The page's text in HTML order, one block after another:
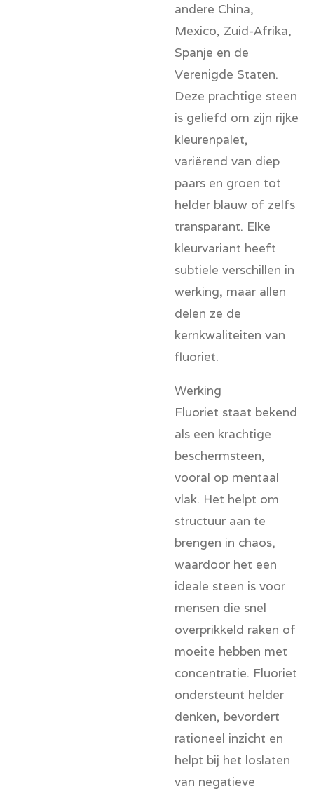
andere China,
Mexico, Zuid-Afrika,
Spanje en de
Verenigde Staten.
Deze prachtige steen
is geliefd om zijn rijke
kleurenpalet,
variërend van diep
paars en groen tot
helder blauw of zelfs
transparant. Elke
kleurvariant heeft
subtiele verschillen in
werking, maar allen
delen ze de
kernkwaliteiten van
fluoriet.
Werking
Fluoriet staat bekend
als een krachtige
beschermsteen,
vooral op mentaal
vlak. Het helpt om
structuur aan te
brengen in chaos,
waardoor het een
ideale steen is voor
mensen die snel
overprikkeld raken of
moeite hebben met
concentratie. Fluoriet
ondersteunt helder
denken, bevordert
rationeel inzicht en
helpt bij het loslaten
van negatieve